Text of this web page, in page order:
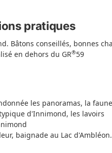
pratiques
Bâtons conseillés, bonnes
en dehors du GR®59
les panoramas, la
d'Innimond, les lavoirs
baignade au Lac d'Ambléon.